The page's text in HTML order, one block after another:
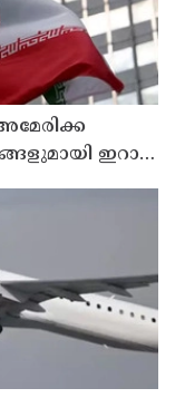
ഇറാന്‍